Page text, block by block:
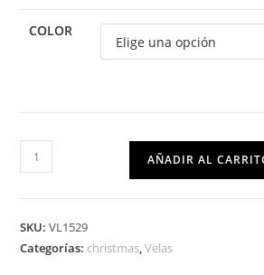
COLOR
AÑADIR AL
SKU:VL1529
Categorías: christmas,Velas